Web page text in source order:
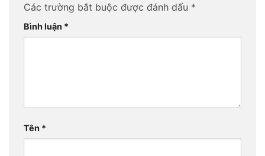
Các trường bắt buộc được đánh dấu *
Bình luận *
Tên *